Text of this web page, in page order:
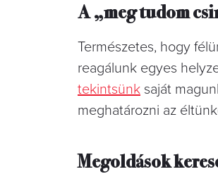
A „meg tudom
Természetes, hogy
reagálunk egyes
tekintsünk saját
meghatározni az
Megoldások